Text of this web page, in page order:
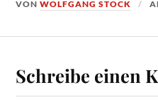
VONWOLFGANG STOCK
Schreibe einen